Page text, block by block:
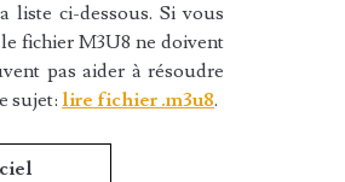
liste ci-dessous. Si vous
fichier M3U8 ne doivent
pas aider à résoudre
sujet: lire fichier .m3u8.